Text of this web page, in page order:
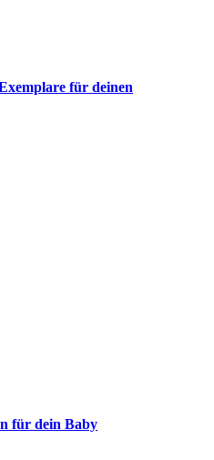
für deinen
für dein Baby